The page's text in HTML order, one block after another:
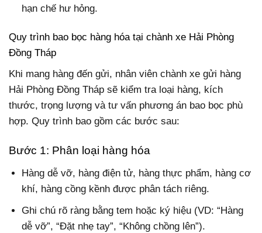
hạn chế hư hỏng.
Quy trình bao bọc hàng hóa tại chành xe Hải Phòng
Đồng Tháp
Khi mang hàng đến gửi, nhân viên chành xe gửi hàng
Hải Phòng Đồng Tháp sẽ kiểm tra loại hàng, kích
thước, trọng lượng và tư vấn phương án bao bọc phù
hợp. Quy trình bao gồm các bước sau:
Bước 1: Phân loại hàng hóa
Hàng dễ vỡ, hàng điện tử, hàng thực phẩm, hàng cơ
khí, hàng cồng kềnh được phân tách riêng.
Ghi chú rõ ràng bằng tem hoặc ký hiệu (VD: “Hàng
dễ vỡ”, “Đặt nhẹ tay”, “Không chồng lên”).